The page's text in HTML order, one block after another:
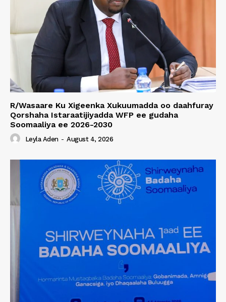
R/Wasaare Ku Xigeenka Xukuumadda oo daahfuray
Qorshaha Istaraatijiyadda WFP ee gudaha
Soomaaliya ee 2026-2030
Leyla Aden - August 4, 2026